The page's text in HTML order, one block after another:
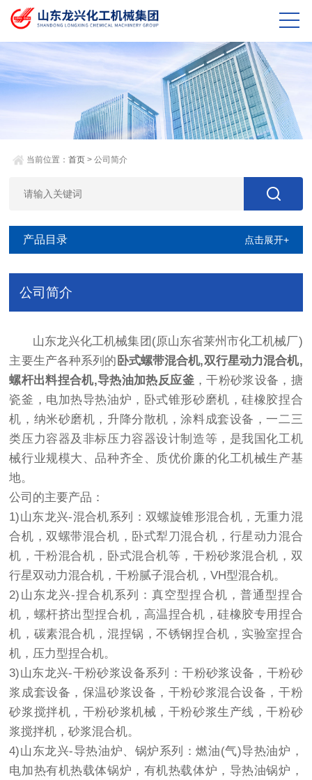
当前位置：首页 > 公司简介
产品目录 点击展开+
公司简介
山东龙兴化工机械集团(原山东省莱州市化工机械厂)
主要生产各种系列的 卧式螺带混合机,双行星动力混合机,
螺杆出料捏合机,导热油加热反应釜，干粉砂浆设备，搪
瓷釜，电加热导热油炉，卧式锥形砂磨机，硅橡胶捏合
机，纳米砂磨机，升降分散机，涂料成套设备，一二三
类压力容器及非标压力容器设计制造等，是我国化工机
械行业规模大、品种齐全、质优价廉的化工机械生产基
地。
公司的主要产品：
1)山东龙兴-混合机系列：双螺旋锥形混合机，无重力混
合机，双螺带混合机，卧式犁刀混合机，行星动力混合
机，干粉混合机，卧式混合机等，干粉砂浆混合机，双
行星双动力混合机，干粉腻子混合机，VH型混合机。
2)山东龙兴-捏合机系列：真空型捏合机，普通型捏合
机，螺杆挤出型捏合机，高温捏合机，硅橡胶专用捏合
机，碳素混合机，混捏锅，不锈钢捏合机，实验室捏合
机，压力型捏合机。
3)山东龙兴-干粉砂浆设备系列：干粉砂浆设备，干粉砂
浆成套设备，保温砂浆设备，干粉砂浆混合设备，干粉
砂浆搅拌机，干粉砂浆机械，干粉砂浆生产线，干粉砂
浆搅拌机，砂浆混合机。
4)山东龙兴-导热油炉、锅炉系列：燃油(气)导热油炉，
电加热有机热载体锅炉，有机热载体炉，导热油锅炉，